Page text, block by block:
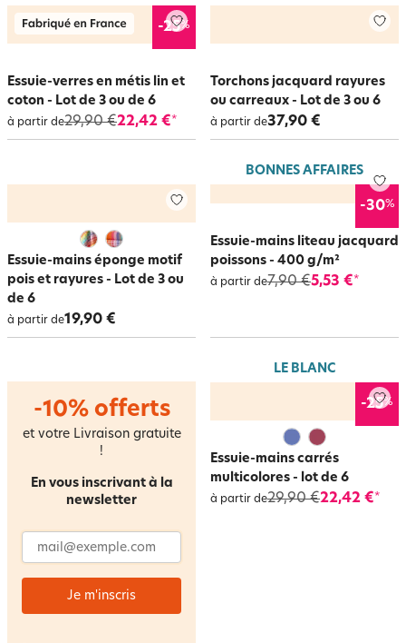
-25%
Essuie-verres en métis lin et
coton - Lot de 3 ou de 6
à partir de29,90 €22,42 €*
Torchons jacquard rayures
ou carreaux - Lot de 3 ou 6
à partir de37,90 €
Essuie-mains éponge motif
pois et rayures - Lot de 3 ou
de 6
à partir de19,90 €
BONNES AFFAIRES
-30%
Essuie-mains liteau jacquard
poissons - 400 g/m²
à partir de7,90 €5,53 €*
LE BLANC
-25%
Essuie-mains carrés
multicolores - lot de 6
à partir de29,90 €22,42 €*
-10% offerts
et votre Livraison gratuite
!
En vous inscrivant à la
newsletter
Adresse email
Je m'inscris